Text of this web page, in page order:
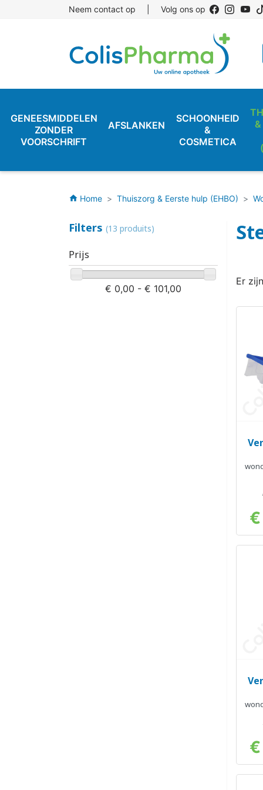
Neem contact op Volg ons op
GENEESMIDDELEN
ZONDER
VOORSCHRIFT
AFSLANKEN
SCHOONHEID
&
COSMETICA
&
home Home Thuiszorg & Eerste hulp (EHBO)
Filters (13 produits)
Prijs
€ 0,00 - € 101,00
Er